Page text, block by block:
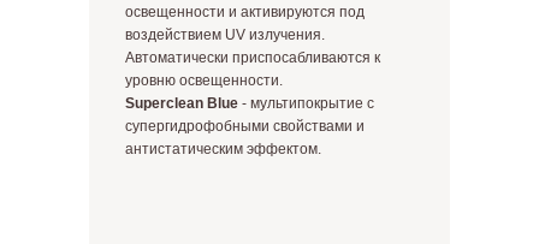
освещенности и активируются под
воздействием UV излучения.
Автоматически приспосабливаются к
уровню освещенности.
Superclean Blue - мультипокрытие с
супергидрофобными свойствами и
антистатическим эффектом.